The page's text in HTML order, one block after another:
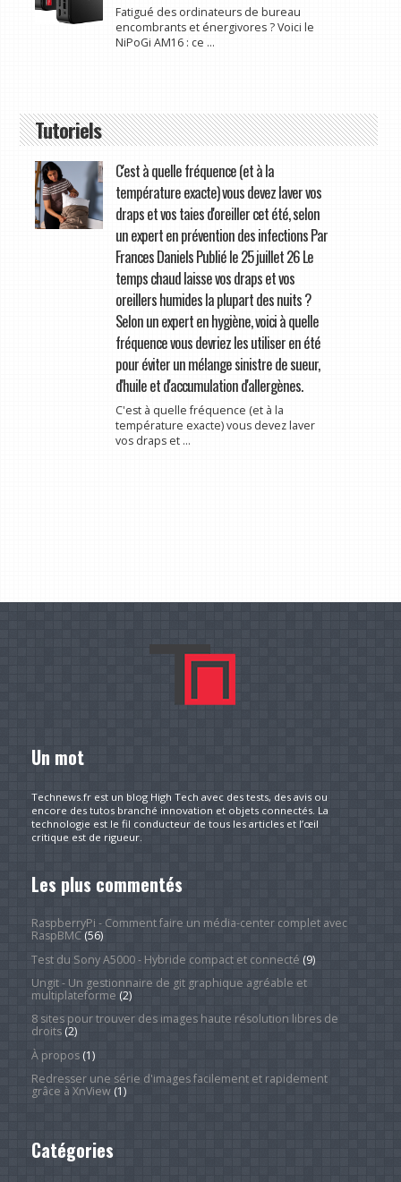
Fatigué des ordinateurs de bureau
encombrants et énergivores ? Voici le
NiPoGi AM16 : ce ...
Tutoriels
C'est à quelle fréquence (et à la
température exacte) vous devez laver vos
draps et vos taies d'oreiller cet été, selon
un expert en prévention des infections Par
Frances Daniels Publié le 25 juillet 26 Le
temps chaud laisse vos draps et vos
oreillers humides la plupart des nuits ?
Selon un expert en hygiène, voici à quelle
fréquence vous devriez les utiliser en été
pour éviter un mélange sinistre de sueur,
d'huile et d'accumulation d'allergènes.
C'est à quelle fréquence (et à la
température exacte) vous devez laver
vos draps et ...
Un mot
Technews.fr est un blog High Tech avec des tests, des avis ou
encore des tutos branché innovation et objets connectés. La
technologie est le fil conducteur de tous les articles et l’œil
critique est de rigueur.
Les plus commentés
RaspberryPi - Comment faire un média-center complet avec
RaspBMC(56)
Test du Sony A5000 - Hybride compact et connecté (9)
Ungit - Un gestionnaire de git graphique agréable et
multiplateforme (2)
8 sites pour trouver des images haute résolution libres de
droits(2)
À propos(1)
Redresser une série d'images facilement et rapidement
grâce à XnView(1)
Catégories